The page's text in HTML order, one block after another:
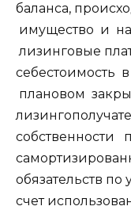
баланса,
имущество и
лизинговые
себестоимость
плановом
собственности
обязательств по
счет